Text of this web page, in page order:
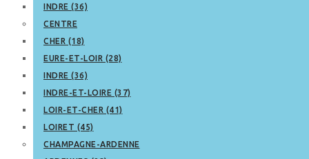
INDRE (36)
CENTRE
CHER (18)
EURE-ET-LOIR (28)
INDRE (36)
INDRE-ET-LOIRE (37)
LOIR-ET-CHER (41)
LOIRET (45)
CHAMPAGNE-ARDENNE